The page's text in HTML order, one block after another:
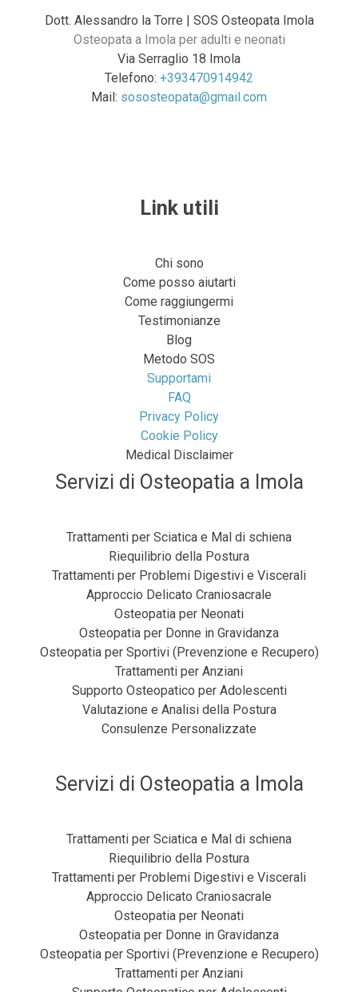
Dott. Alessandro la Torre | SOS Osteopata Imola
Osteopata a Imola per adulti e neonati
Via Serraglio 18 Imola
Telefono: +393470914942
Mail: sososteopata@gmail.com
Link utili
Chi sono
Come posso aiutarti
Come raggiungermi
Testimonianze
Blog
Metodo SOS
Supportami
FAQ
Privacy Policy
Cookie Policy
Medical Disclaimer
Servizi di Osteopatia a Imola
Trattamenti per Sciatica e Mal di schiena
Riequilibrio della Postura
Trattamenti per Problemi Digestivi e Viscerali
Approccio Delicato Craniosacrale
Osteopatia per Neonati
Osteopatia per Donne in Gravidanza
Osteopatia per Sportivi (Prevenzione e Recupero)
Trattamenti per Anziani
Supporto Osteopatico per Adolescenti
Valutazione e Analisi della Postura
Consulenze Personalizzate
Servizi di Osteopatia a Imola
Trattamenti per Sciatica e Mal di schiena
Riequilibrio della Postura
Trattamenti per Problemi Digestivi e Viscerali
Approccio Delicato Craniosacrale
Osteopatia per Neonati
Osteopatia per Donne in Gravidanza
Osteopatia per Sportivi (Prevenzione e Recupero)
Trattamenti per Anziani